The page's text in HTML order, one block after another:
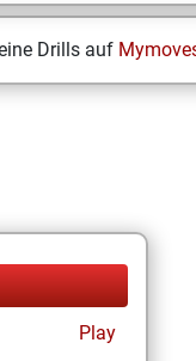
Drills auf
Play